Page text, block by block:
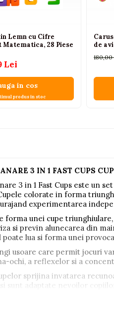
Lemn cu Cifre
28 Piese
Lei
in cos
produs in stoc
de
3 IN 1 FAST CUPS
3 in 1 Fast Cups este un
colorate in forma
experimentarea
forma unei cupe
si previn alunecarea din
poate lua si forma unei
usoare care permit jocuri
ochi, a reflexelor si a
sprijina invatarea
sunt adaptate nevoilor copiilor.